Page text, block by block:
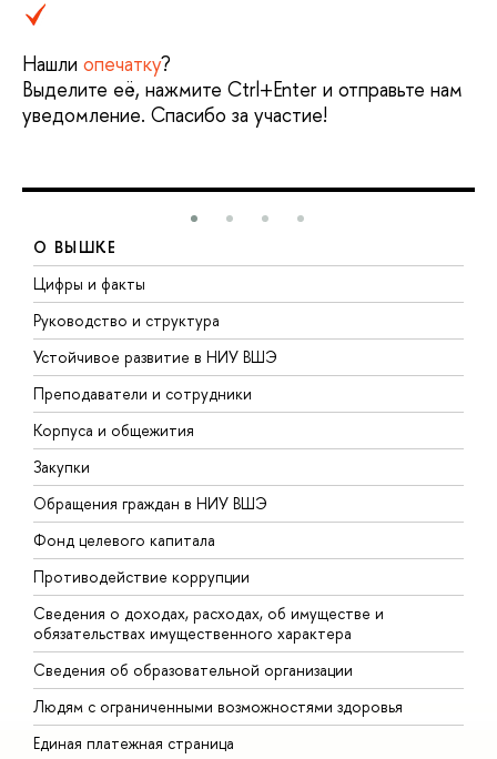
Нашли опечатку?
Выделите её, нажмите Ctrl+Enter и отправьте нам
уведомление. Спасибо за участие!
О ВЫШКЕ
Цифры и факты
Руководство и структура
Устойчивое развитие в НИУ ВШЭ
Преподаватели и сотрудники
Корпуса и общежития
Закупки
Обращения граждан в НИУ ВШЭ
Фонд целевого капитала
Противодействие коррупции
Сведения о доходах, расходах, об имуществе и
обязательствах имущественного характера
Сведения об образовательной организации
Людям с ограниченными возможностями здоровья
Единая платежная страница